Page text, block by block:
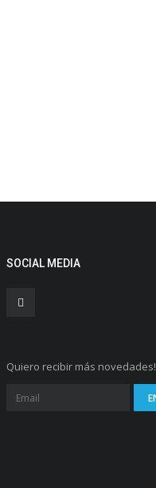
SOCIAL MEDIA
Quiero recibir más novedades!